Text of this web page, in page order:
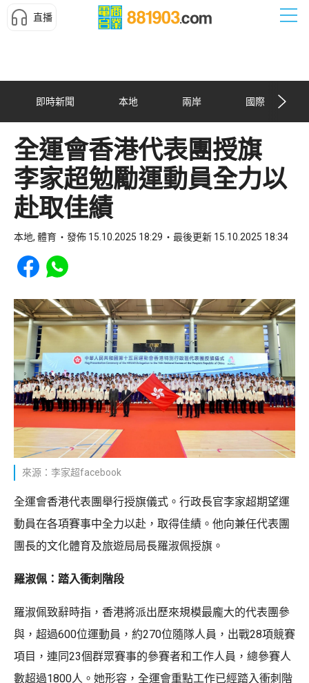
直播
即時新聞 本地 兩岸 國際
全運會香港代表團授旗
李家超勉勵運動員全力以
赴取佳績
本地, 體育 發佈 15.10.2025 18:29 最後更新 15.10.2025 18:34
Share to Facebook
Share to WhatsApp
來源：李家超facebook
全運會香港代表團舉行授旗儀式。行政長官李家超期望運
動員在各項賽事中全力以赴，取得佳績。他向兼任代表團
團長的文化體育及旅遊局局長羅淑佩授旗。
羅淑佩：踏入衝刺階段
羅淑佩致辭時指，香港將派出歷來規模最龐大的代表團參
與，超過600位運動員，約270位隨隊人員，出戰28項競賽
項目，連同23個群眾賽事的參賽者和工作人員，總參賽人
數超過1800人。她形容，全運會重點工作已經踏入衝刺階